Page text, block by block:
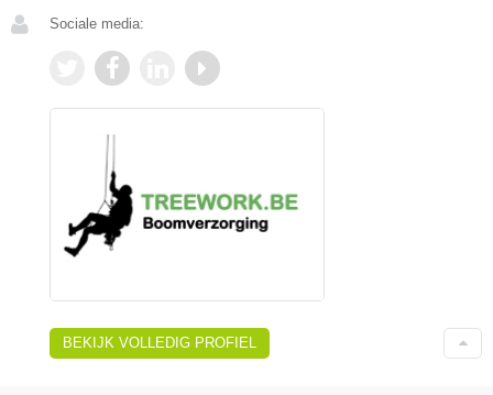
Sociale media:
BEKIJK VOLLEDIG PROFIEL